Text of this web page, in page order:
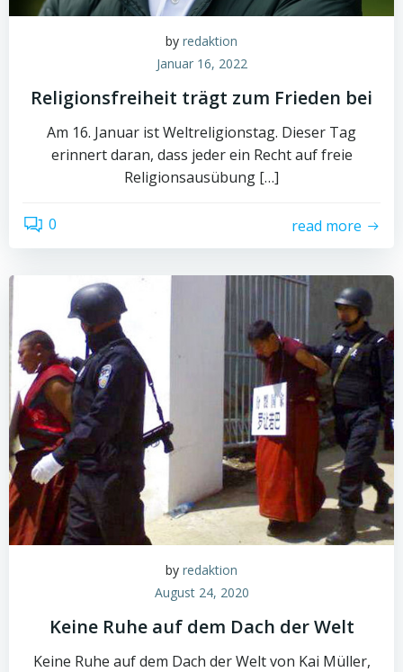
by redaktion
Januar 16, 2022
Religionsfreiheit trägt zum Frieden bei
Am 16. Januar ist Weltreligionstag. Dieser Tag
erinnert daran, dass jeder ein Recht auf freie
Religionsausübung […]
0 read more
by redaktion
August 24, 2020
Keine Ruhe auf dem Dach der Welt
Keine Ruhe auf dem Dach der Welt von Kai Müller,